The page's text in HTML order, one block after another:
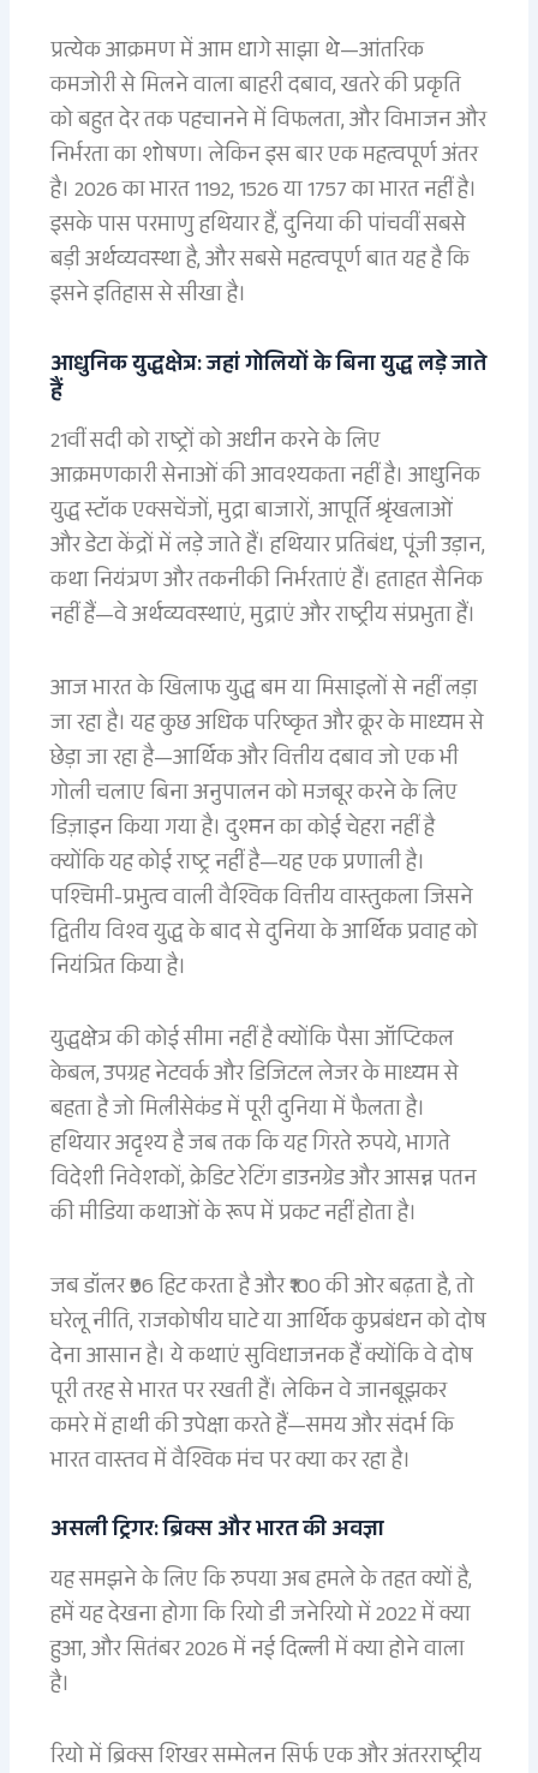
प्रत्येक आक्रमण में आम धागे साझा थे—आंतरिक
कमजोरी से मिलने वाला बाहरी दबाव, खतरे की प्रकृति
को बहुत देर तक पहचानने में विफलता, और विभाजन और
निर्भरता का शोषण। लेकिन इस बार एक महत्वपूर्ण अंतर
है। 2026 का भारत 1192, 1526 या 1757 का भारत नहीं है।
इसके पास परमाणु हथियार हैं, दुनिया की पांचवीं सबसे
बड़ी अर्थव्यवस्था है, और सबसे महत्वपूर्ण बात यह है कि
इसने इतिहास से सीखा है।
आधुनिक युद्धक्षेत्र: जहां गोलियों के बिना युद्ध लड़े जाते
हैं
21वीं सदी को राष्ट्रों को अधीन करने के लिए
आक्रमणकारी सेनाओं की आवश्यकता नहीं है। आधुनिक
युद्ध स्टॉक एक्सचेंजों, मुद्रा बाजारों, आपूर्ति श्रृंखलाओं
और डेटा केंद्रों में लड़े जाते हैं। हथियार प्रतिबंध, पूंजी उड़ान,
कथा नियंत्रण और तकनीकी निर्भरताएं हैं। हताहत सैनिक
नहीं हैं—वे अर्थव्यवस्थाएं, मुद्राएं और राष्ट्रीय संप्रभुता हैं।
आज भारत के खिलाफ युद्ध बम या मिसाइलों से नहीं लड़ा
जा रहा है। यह कुछ अधिक परिष्कृत और क्रूर के माध्यम से
छेड़ा जा रहा है—आर्थिक और वित्तीय दबाव जो एक भी
गोली चलाए बिना अनुपालन को मजबूर करने के लिए
डिज़ाइन किया गया है। दुश्मन का कोई चेहरा नहीं है
क्योंकि यह कोई राष्ट्र नहीं है—यह एक प्रणाली है।
पश्चिमी-प्रभुत्व वाली वैश्विक वित्तीय वास्तुकला जिसने
द्वितीय विश्व युद्ध के बाद से दुनिया के आर्थिक प्रवाह को
नियंत्रित किया है।
युद्धक्षेत्र की कोई सीमा नहीं है क्योंकि पैसा ऑप्टिकल
केबल, उपग्रह नेटवर्क और डिजिटल लेजर के माध्यम से
बहता है जो मिलीसेकंड में पूरी दुनिया में फैलता है।
हथियार अदृश्य है जब तक कि यह गिरते रुपये, भागते
विदेशी निवेशकों, क्रेडिट रेटिंग डाउनग्रेड और आसन्न पतन
की मीडिया कथाओं के रूप में प्रकट नहीं होता है।
जब डॉलर ₹96 हिट करता है और ₹100 की ओर बढ़ता है, तो
घरेलू नीति, राजकोषीय घाटे या आर्थिक कुप्रबंधन को दोष
देना आसान है। ये कथाएं सुविधाजनक हैं क्योंकि वे दोष
पूरी तरह से भारत पर रखती हैं। लेकिन वे जानबूझकर
कमरे में हाथी की उपेक्षा करते हैं—समय और संदर्भ कि
भारत वास्तव में वैश्विक मंच पर क्या कर रहा है।
असली ट्रिगर: ब्रिक्स और भारत की अवज्ञा
यह समझने के लिए कि रुपया अब हमले के तहत क्यों है,
हमें यह देखना होगा कि रियो डी जनेरियो में 2022 में क्या
हुआ, और सितंबर 2026 में नई दिल्ली में क्या होने वाला
है।
रियो में ब्रिक्स शिखर सम्मेलन सिर्फ एक और अंतरराष्ट्रीय